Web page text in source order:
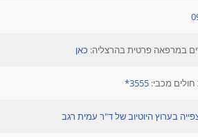
במרפאה פרטית בהרצליה: כאן
מכבי: 3555*
בערוץ היוטיוב של ד"ר עמית רגב